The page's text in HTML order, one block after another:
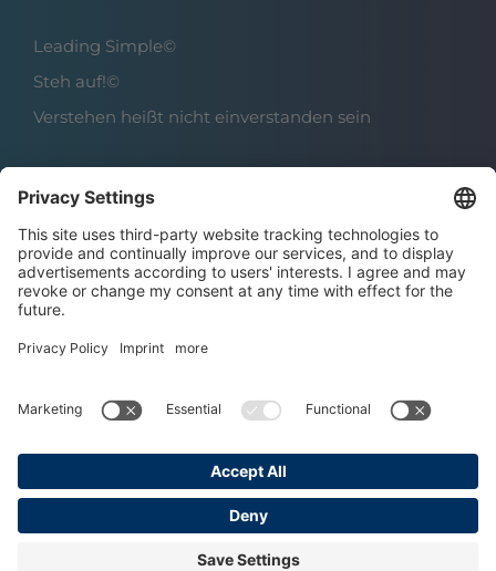
Leading Simple©
Steh auf!©
Verstehen heißt nicht einverstanden sein
Über das Institut
Boris Grundl
Das Team
DatenschutzImpressumAGBs
Copyright © 2025 Grundl Institut
Made with ♥ by